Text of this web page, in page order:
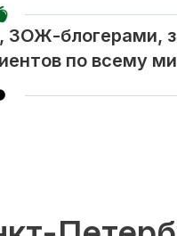
блогерами,
по всему